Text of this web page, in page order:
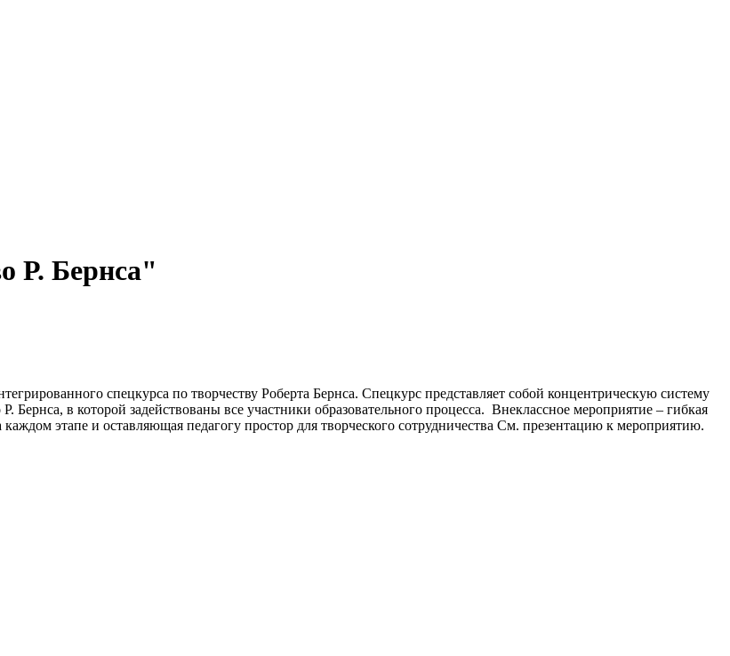
Р. Бернса"
спецкурса по творчеству Роберта Бернса. Спецкурс представляет собой концентрическую систему
Бернса, в которой задействованы все участники образовательного процесса. Внеклассное мероприятие – гибкая
этапе и оставляющая педагогу простор для творческого сотрудничества См. презентацию к мероприятию.